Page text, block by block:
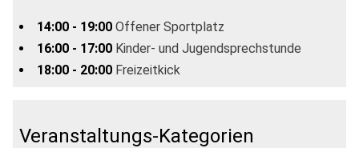
14:00 - 19:00 Offener Sportplatz
16:00 - 17:00 Kinder- und Jugendsprechstunde
18:00 - 20:00 Freizeitkick
Veranstaltungs-Kategorien